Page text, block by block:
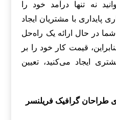
نه تنها درآمد خود را
پایداری با مشتریان ایجاد
شما در حال ارائه یک راه‌حل
قیمت کار خود را بر
ایجاد می‌کنید، تعیین